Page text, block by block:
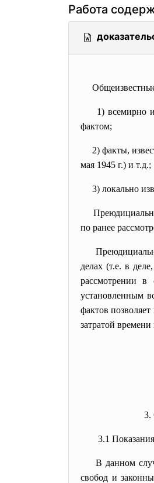
Работа
1) всемирно
фактом;
2) факты,
мая 1945 г.) и т.д.;
3) локально
по ранее
делах (т.е. в
рассмотрении
установленным
фактов
затратой времени
3.1
В данном
свобод и